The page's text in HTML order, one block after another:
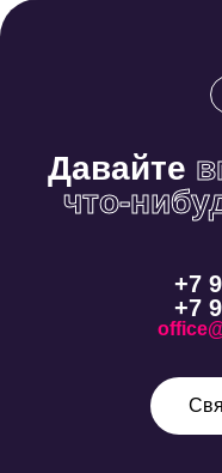
Давайте
что-
+7
+7